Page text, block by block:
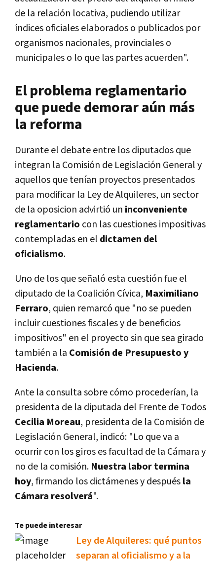
de la relación locativa, pudiendo utilizar
índices oficiales elaborados o publicados por
organismos nacionales, provinciales o
municipales o lo que las partes acuerden".
El problema reglamentario
que puede demorar aún más
la reforma
Durante el debate entre los diputados que
integran la Comisión de Legislación General y
aquellos que tenían proyectos presentados
para modificar la Ley de Alquileres, un sector
de la oposicion advirtió un inconveniente
reglamentario con las cuestiones impositivas
contempladas en el dictamen del
oficialismo.
Uno de los que señaló esta cuestión fue el
diputado de la Coalición Cívica, Maximiliano
Ferraro, quien remarcó que "no se pueden
incluir cuestiones fiscales y de beneficios
impositivos" en el proyecto sin que sea girado
también a la Comisión de Presupuesto y
Hacienda.
Ante la consulta sobre cómo procederían, la
presidenta de la diputada del Frente de Todos
Cecilia Moreau, presidenta de la Comisión de
Legislación General, indicó: "Lo que va a
ocurrir con los giros es facultad de la Cámara y
no de la comisión. Nuestra labor termina
hoy, firmando los dictámenes y despuésla
Cámara resolverá".
Te puede interesar
Ley de Alquileres: qué puntos
separan al oficialismo y a la